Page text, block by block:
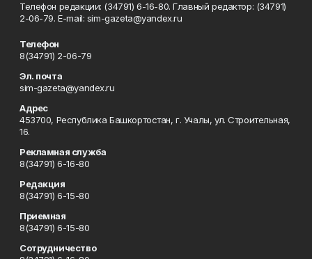
Телефон редакции: (34791) 6-16-80. Главный редактор: (34791)
2-06-79. Е-mаil: sim-gazeta@yandex.ru
Телефон
8(34791) 2-06-79
Эл. почта
sim-gazeta@yandex.ru
Адрес
453700, Республика Башкортостан, г. Учалы, ул. Строительная,
16.
Рекламная служба
8(34791) 6-16-80
Редакция
8(34791) 6-15-80
Приемная
8(34791) 6-15-80
Сотрудничество